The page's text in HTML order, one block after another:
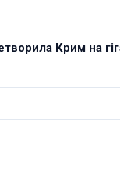
Крим на